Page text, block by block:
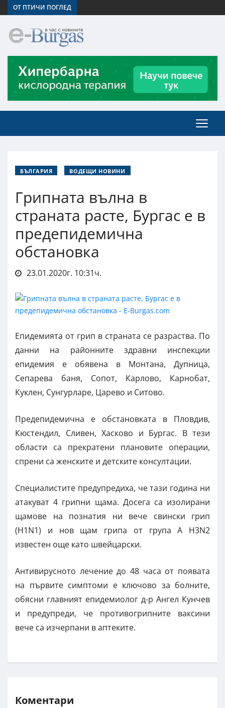
ОТ ПТИЧИ ПОГЛЕД
БЪЛГАРИЯ ВОДЕЩИ НОВИНИ
Грипната вълна в
страната расте, Бургас е в
предепидемична
обстановка
23.01.2020г. 10:31ч.
Епидемията от грип в страната се разраства. По
данни на районните здравни инспекции
епидемия е обявена в Монтана, Дупница,
Сепарева баня, Сопот, Карлово, Карнобат,
Куклен, Сунгурларе, Царево и Ситово.
Предепидемична е обстановката в Пловдив,
Кюстендил, Сливен, Хасково и Бургас. В тези
области са прекратени плановите операции,
спрени са женските и детските консултации.
Специалистите предупредиха, че тази година ни
атакуват 4 грипни щама. Досега са изолирани
щамове на познатия ни вече свински грип
(Н1N1) и нов щам грипа от група А H3N2
известен още като швейцарски.
Антивирусното лечение до 48 часа от появата
на първите симптоми е ключово за болните,
обясни главният епидемиолог д-р Ангел Кунчев
и предупреди, че противогрипните ваксини
вече са изчерпани в аптеките.
Коментари